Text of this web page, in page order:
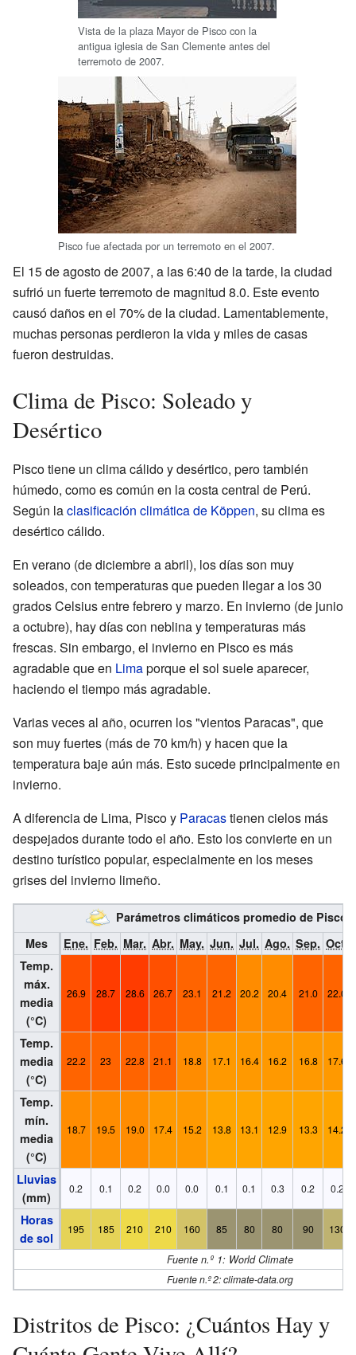
Vista de la plaza Mayor de Pisco con la
antigua iglesia de San Clemente antes del
terremoto de 2007.
Pisco fue afectada por un terremoto en el 2007.
El 15 de agosto de 2007, a las 6:40 de la tarde, la ciudad
sufrió un fuerte terremoto de magnitud 8.0. Este evento
causó daños en el 70% de la ciudad. Lamentablemente,
muchas personas perdieron la vida y miles de casas
fueron destruidas.
Clima de Pisco: Soleado y
Desértico
Pisco tiene un clima cálido y desértico, pero también
húmedo, como es común en la costa central de Perú.
Según laclasificación climática de Köppen, su clima es
desértico cálido.
En verano (de diciembre a abril), los días son muy
soleados, con temperaturas que pueden llegar a los 30
grados Celsius entre febrero y marzo. En invierno (de junio
a octubre), hay días con neblina y temperaturas más
frescas. Sin embargo, el invierno en Pisco es más
agradable que en Limaporque el sol suele aparecer,
haciendo el tiempo más agradable.
Varias veces al año, ocurren los "vientos Paracas", que
son muy fuertes (más de 70 km/h) y hacen que la
temperatura baje aún más. Esto sucede principalmente en
invierno.
A diferencia de Lima, Pisco y Paracastienen cielos más
despejados durante todo el año. Esto los convierte en un
destino turístico popular, especialmente en los meses
grises del invierno limeño.
Parámetros climáticos promedio de Pisco
Mes
Ene. Feb. Mar. Abr. May. Jun. Jul. Ago. Sep. Oct.
Temp.
máx.
media
(°C)
26.9 28.7 28.6 26.7 23.1 21.2 20.2 20.4 21.0 22.0
Temp.
media
(°C)
22.2 23 22.8 21.1 18.8 17.1 16.4 16.2 16.8 17.6
Temp.
mín.
media
(°C)
18.7 19.5 19.0 17.4 15.2 13.8 13.1 12.9 13.3 14.2
Lluvias
(mm)
0.2 0.1 0.2 0.0 0.0 0.1 0.1 0.3 0.2 0.2
Horas
de sol
195 185 210 210 160 85 80 80 90 130
Fuente n.º 1: World Climate
Fuente n.º 2: climate-data.org
Distritos de Pisco: ¿Cuántos Hay y